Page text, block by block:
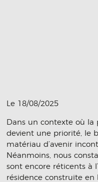
Le 18/08/2025
Dans un contexte où la
devient une priorité, le
matériau d’avenir
Néanmoins, nous
sont encore réticents à
résidence construite en